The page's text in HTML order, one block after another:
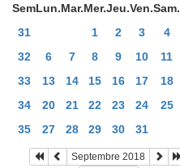
SemLun.Mar.Mer.Jeu.Ven.Sam.
31
1 2 3 4
32
6 7 8 9 10 11
33
13 14 15 16 17 18
34
20 21 22 23 24 25
35
27 28 29 30 31
Septembre 2018